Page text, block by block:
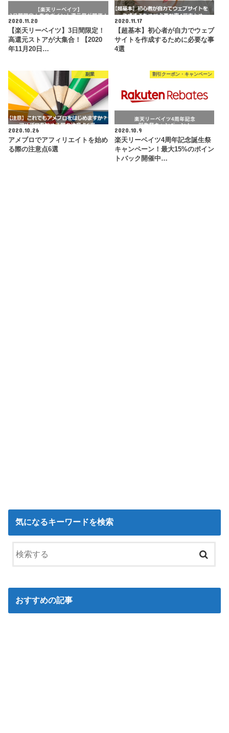
2020.11.20
【楽天リーベイツ】3日間限定！
高還元ストアが大集合！【2020
年11月20日…
2020.11.17
【超基本】初心者が自力でウェブ
サイトを作成するために必要な事
4選
副業
2020.10.26
アメブロでアフィリエイトを始め
る際の注意点6選
割引クーポン・キャンペーン
2020.10.9
楽天リーベイツ4周年記念誕生祭
キャンペーン！最大15%のポイン
トバック開催中…
気になるキーワードを検索
おすすめの記事